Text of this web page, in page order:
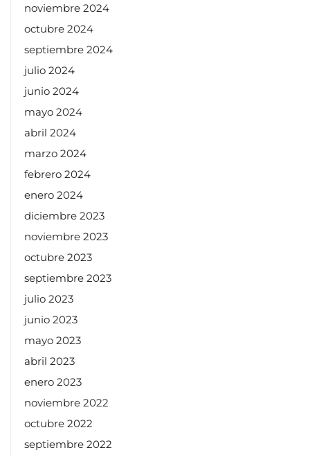
noviembre 2024
octubre 2024
septiembre 2024
julio 2024
junio 2024
mayo 2024
abril 2024
marzo 2024
febrero 2024
enero 2024
diciembre 2023
noviembre 2023
octubre 2023
septiembre 2023
julio 2023
junio 2023
mayo 2023
abril 2023
enero 2023
noviembre 2022
octubre 2022
septiembre 2022